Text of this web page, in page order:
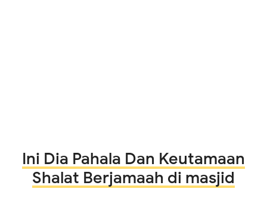
Ini Dia Pahala Dan Keutamaan
Shalat Berjamaah di masjid